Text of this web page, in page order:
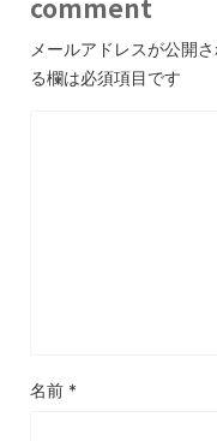
comment
メールアドレスが公開
る欄は必須項目です
名前 *